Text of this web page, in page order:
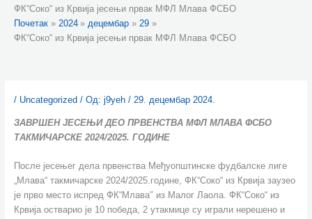
ФК“Соко“ из Крвија јесењи првак МФЛ Млава ФСБО
Почетак
2024 децембар
29
ФК“Соко“ из Крвија јесењи првак МФЛ Млава ФСБО
/ Uncategorized / Од: j9yeh / 29. децембар 2024.
ЗАВРШЕН ЈЕСЕЊИ ДЕО ПРВЕНСТВА МФЛ МЛАВА ФСБО
ТАКМИЧАРСКЕ 2024/2025. ГОДИНЕ
После јесењег дела првенства Међуопштинске фудбалске лиге
„Млава“ такмичарске 2024/2025.године, ФК“Соко“ из Крвија заузео
је прво место испред ФК“Млава″ из Малог Лаола. ФК“Соко“ из
Крвија остварио је 10 победа, 2 утакмице су играли нерешено и